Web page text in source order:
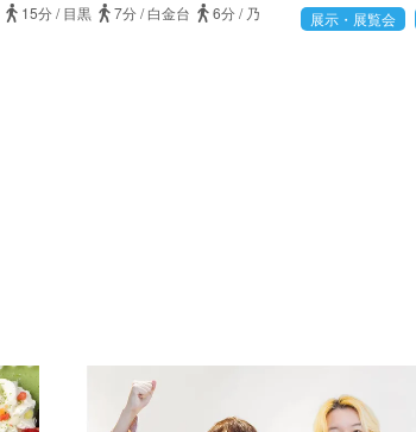
15分/目黒 7分/白金台 6分/ 乃
展示・展覧会